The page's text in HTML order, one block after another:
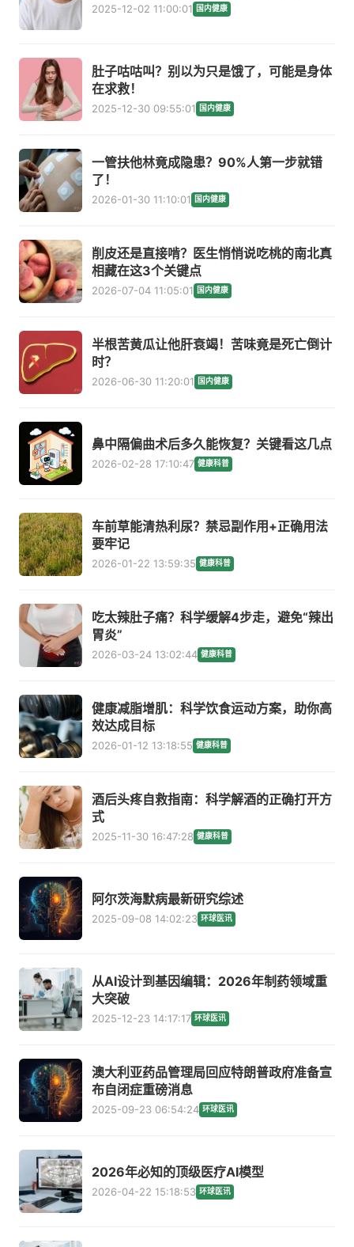
2025-12-02 11:00:01 国内健康
肚子咕咕叫？别以为只是饿了，可能是身体
在求救！
2025-12-30 09:55:01 国内健康
一管扶他林竟成隐患？90%人第一步就错
了！
2026-01-30 11:10:01 国内健康
削皮还是直接啃？医生悄悄说吃桃的南北真
相藏在这3个关键点
2026-07-04 11:05:01 国内健康
半根苦黄瓜让他肝衰竭！苦味竟是死亡倒计
时？
2026-06-30 11:20:01 国内健康
鼻中隔偏曲术后多久能恢复？关键看这几点
2026-02-28 17:10:47 健康科普
车前草能清热利尿？禁忌副作用+正确用法
要牢记
2026-01-22 13:59:35 健康科普
吃太辣肚子痛？科学缓解4步走，避免“辣出
胃炎”
2026-03-24 13:02:44 健康科普
健康减脂增肌：科学饮食运动方案，助你高
效达成目标
2026-01-12 13:18:55 健康科普
酒后头疼自救指南：科学解酒的正确打开方
式
2025-11-30 16:47:28 健康科普
阿尔茨海默病最新研究综述
2025-09-08 14:02:23 环球医讯
从AI设计到基因编辑：2026年制药领域重
大突破
2025-12-23 14:17:17 环球医讯
澳大利亚药品管理局回应特朗普政府准备宣
布自闭症重磅消息
2025-09-23 06:54:24 环球医讯
2026年必知的顶级医疗AI模型
2026-04-22 15:18:53 环球医讯